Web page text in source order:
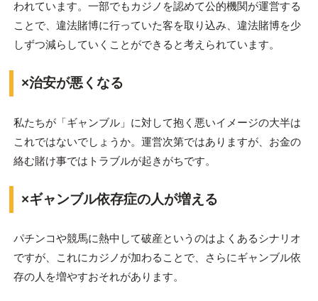
われています。一部でもカジノを認めて公的機関が運営する
ことで、違法賭博に行っていた客を取り込み、違法賭博を少
しずつ減らしていくことができると考えられています。
×治安が悪くなる
私たちが「ギャンブル」に対して抱く悪いイメージの大半は
これではないでしょうか。運営次第ではありますが、お金の
絡む賭け事ではトラブルが起きがちです。
×ギャンブル依存症の人が増える
パチンコや競馬に熱中して破産というのはよくあるシナリオ
ですが、これにカジノが加わることで、さらにギャンブル依
存の人を増やすおそれがあります。